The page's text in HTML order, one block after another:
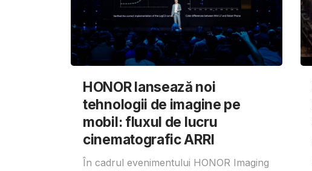
HONOR lansează noi
tehnologii de imagine pe
mobil: fluxul de lucru
cinematografic ARRI
În cadrul evenimentului HONOR Imaging